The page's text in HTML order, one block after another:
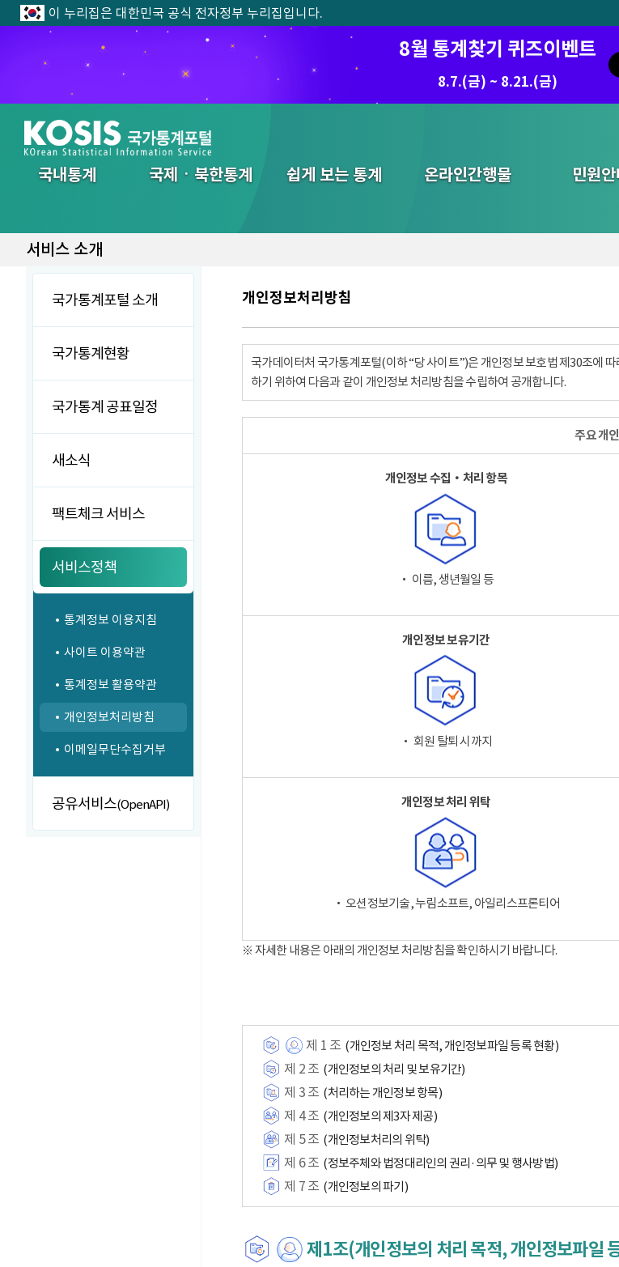
이 누리집은 대한민국 공식 전자정부 누리집입니다.
2026.7.29 ~ 8.7
8월 통계찾기 퀴즈이벤트
8.7.(금) ~ 8.21.(금)
국내통계 국제ㆍ북한통계 쉽게 보는 통계 온라인간행물 민원안
통합
서비스 소개
국가통계포털 소개
국가통계현황
국가통계 공표일정
새소식
팩트체크 서비스
서비스정책
통계정보 이용지침
사이트 이용약관
통계정보 활용약관
개인정보처리방침
이메일무단수집거부
공유서비스(OpenAPI)
개인정보처리방침
국가데이터처 국가통계포털(이하 “당 사이트”)은 개인정보 보호법 제30조에
하기 위하여 다음과 같이 개인정보 처리방침을 수립하여 공개합니다.
주요 개
개인정보 수집‧처리 항목
‧ 이름, 생년월일 등
개인정보 보유기간
‧ 회원 탈퇴 시까지
개인정보 처리 위탁
‧ 오션정보기술, 누림소프트, 아일리스프론티어
※ 자세한 내용은 아래의 개인정보 처리방침을 확인하시기 바랍니다.
제 1 조 (개인정보 처리 목적, 개인정보파일 등록 현황)
제 2 조 (개인정보의 처리 및 보유기간)
제 3 조 (처리하는 개인정보 항목)
제 4 조 (개인정보의 제3자 제공)
제 5 조 (개인정보처리의 위탁)
제 6 조 (정보주체와 법정대리인의 권리·의무 및 행사방법)
제 7 조 (개인정보의 파기)
제1조(개인정보의 처리 목적, 개인정보파일